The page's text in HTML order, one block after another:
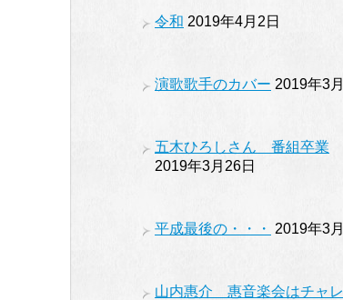
令和 2019年4月2日
演歌歌手のカバー 2019年3
五木ひろしさん 番組卒業
2019年3月26日
平成最後の・・・ 2019年3
山内惠介 惠音楽会はチャ